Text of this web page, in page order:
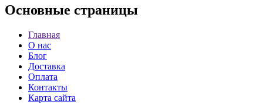
Основные страницы
Главная
О нас
Блог
Доставка
Оплата
Контакты
Карта сайта